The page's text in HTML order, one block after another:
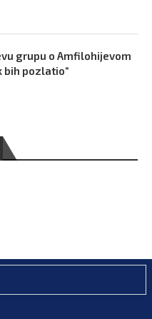
grupu o Amfilohijevom
bih pozlatio“